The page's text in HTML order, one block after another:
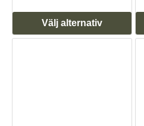
Välj alternativ